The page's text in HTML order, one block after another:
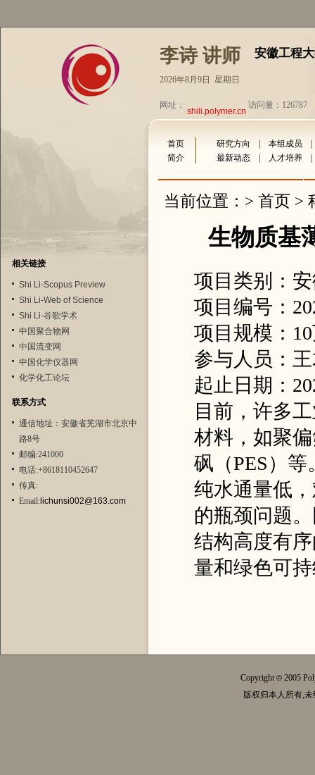
李诗 讲师 安徽工程
2026年8月9日 星期日
网址： shili.polymer.cn 访问量：126787
相关链接
Shi Li-Scopus Preview
Shi Li-Web of Science
Shi Li-谷歌学术
中国聚合物网
中国流变网
中国化学仪器网
化学化工论坛
联系方式
通信地址：安徽省芜湖市北京中
路8号
邮编:241000
电话:+8618110452647
传真:
Email:lichunsi002@163.com
首页 研究方向 本组成员
简介
最新动态 人才培养
当前位置：> 首页 >
生物质基
项目类别：
项目编号：
项目规模：
参与人员：
起止日期：
目前，许多
材料，如聚
砜（PES）
纯水通量低
的瓶颈问题
结构高度有
量和绿色可
Copyright© 2005
版权归本人所有,